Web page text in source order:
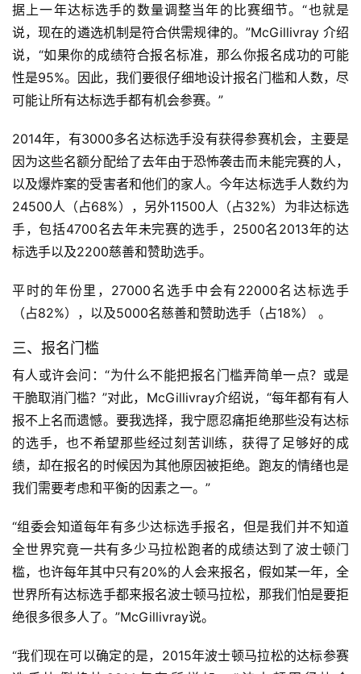
比
赛
察
装
备
训
视
频
用
精
据上一年达标选手的数量调整当年的比赛细节。“也就是
说，现在的遴选机制是符合供需规律的。”McGillivray 介绍
说，“如果你的成绩符合报名标准，那么你报名成功的可能
性是95%。因此，我们要很仔细地设计报名门槛和人数，尽
可能让所有达标选手都有机会参赛。”
2014年，有3000多名达标选手没有获得参赛机会，主要是
因为这些名额分配给了去年由于恐怖袭击而未能完赛的人，
以及爆炸案的受害者和他们的家人。今年达标选手人数约为
24500人（占68%），另外11500人（占32%）为非达标选
手，包括4700名去年未完赛的选手，2500名2013年的达
标选手以及2200慈善和赞助选手。
平时的年份里，27000名选手中会有22000名达标选手
（占82%），以及5000名慈善和赞助选手（占18%） 。
三、报名门槛
有人或许会问：“为什么不能把报名门槛弄简单一点？或是
干脆取消门槛？”对此，McGillivray介绍说，“每年都有有人
报不上名而遗憾。要我选择，我宁愿忍痛拒绝那些没有达标
的选手，也不希望那些经过刻苦训练，获得了足够好的成
绩，却在报名的时候因为其他原因被拒绝。跑友的情绪也是
我们需要考虑和平衡的因素之一。”
“组委会知道每年有多少达标选手报名，但是我们并不知道
全世界究竟一共有多少马拉松跑者的成绩达到了波士顿门
槛，也许每年其中只有20%的人会来报名，假如某一年，全
世界所有达标选手都来报名波士顿马拉松，那我们怕是要拒
绝很多很多人了。”McGillivray说。
“我们现在可以确定的是，2015年波士顿马拉松的达标参赛